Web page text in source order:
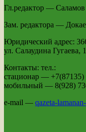
Гл.редактор —
Зам. редактора —
Юридический адрес:
ул. Салаудина Гугаева,
Контакты: тел.:
стационар — +7(87135)
мобильный — 8(928)
e-mail — qazeta-